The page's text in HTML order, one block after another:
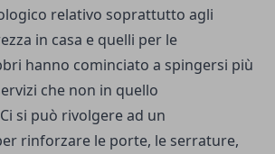
relativo soprattutto agli
in casa e quelli per le
hanno cominciato a spingersi più
che non in quello
si può rivolgere ad un
rinforzare le porte, le serrature,